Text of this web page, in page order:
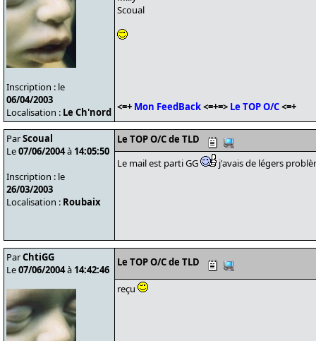
Inscription : le
06/04/2003
Localisation : Le Ch'nord
Scoual
<=+ Mon FeedBack<=+=> Le TOP O/C<=+
ParScoual
Le07/06/2004à 14:05:50
Inscription : le
26/03/2003
Localisation : Roubaix
Le TOP O/C de TLD
Le mail est parti GG
j'avais de légers
ParChtiGG
Le07/06/2004à 14:42:46
Le TOP O/C de TLD
reçu